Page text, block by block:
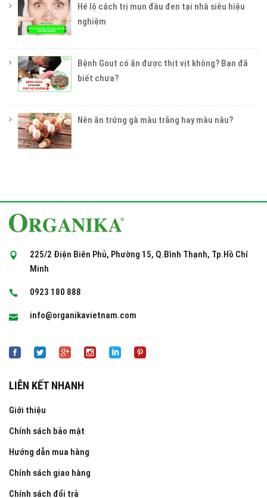
Hé lộ cách trị mụn đầu đen tại nhà siêu hiệu
nghiệm
Bệnh Gout có ăn được thịt vịt không? Bạn đã
biết chưa?
Nên ăn trứng gà màu trắng hay màu nâu?
225/2 Điện Biên Phủ, Phường 15, Q.Bình Thạnh, Tp.Hồ Chí
Minh
0923 180 888
info@organikavietnam.com
LIÊN KẾT NHANH
Giới thiệu
Chính sách bảo mật
Hướng dẫn mua hàng
Chính sách giao hàng
Chính sách đổi trả